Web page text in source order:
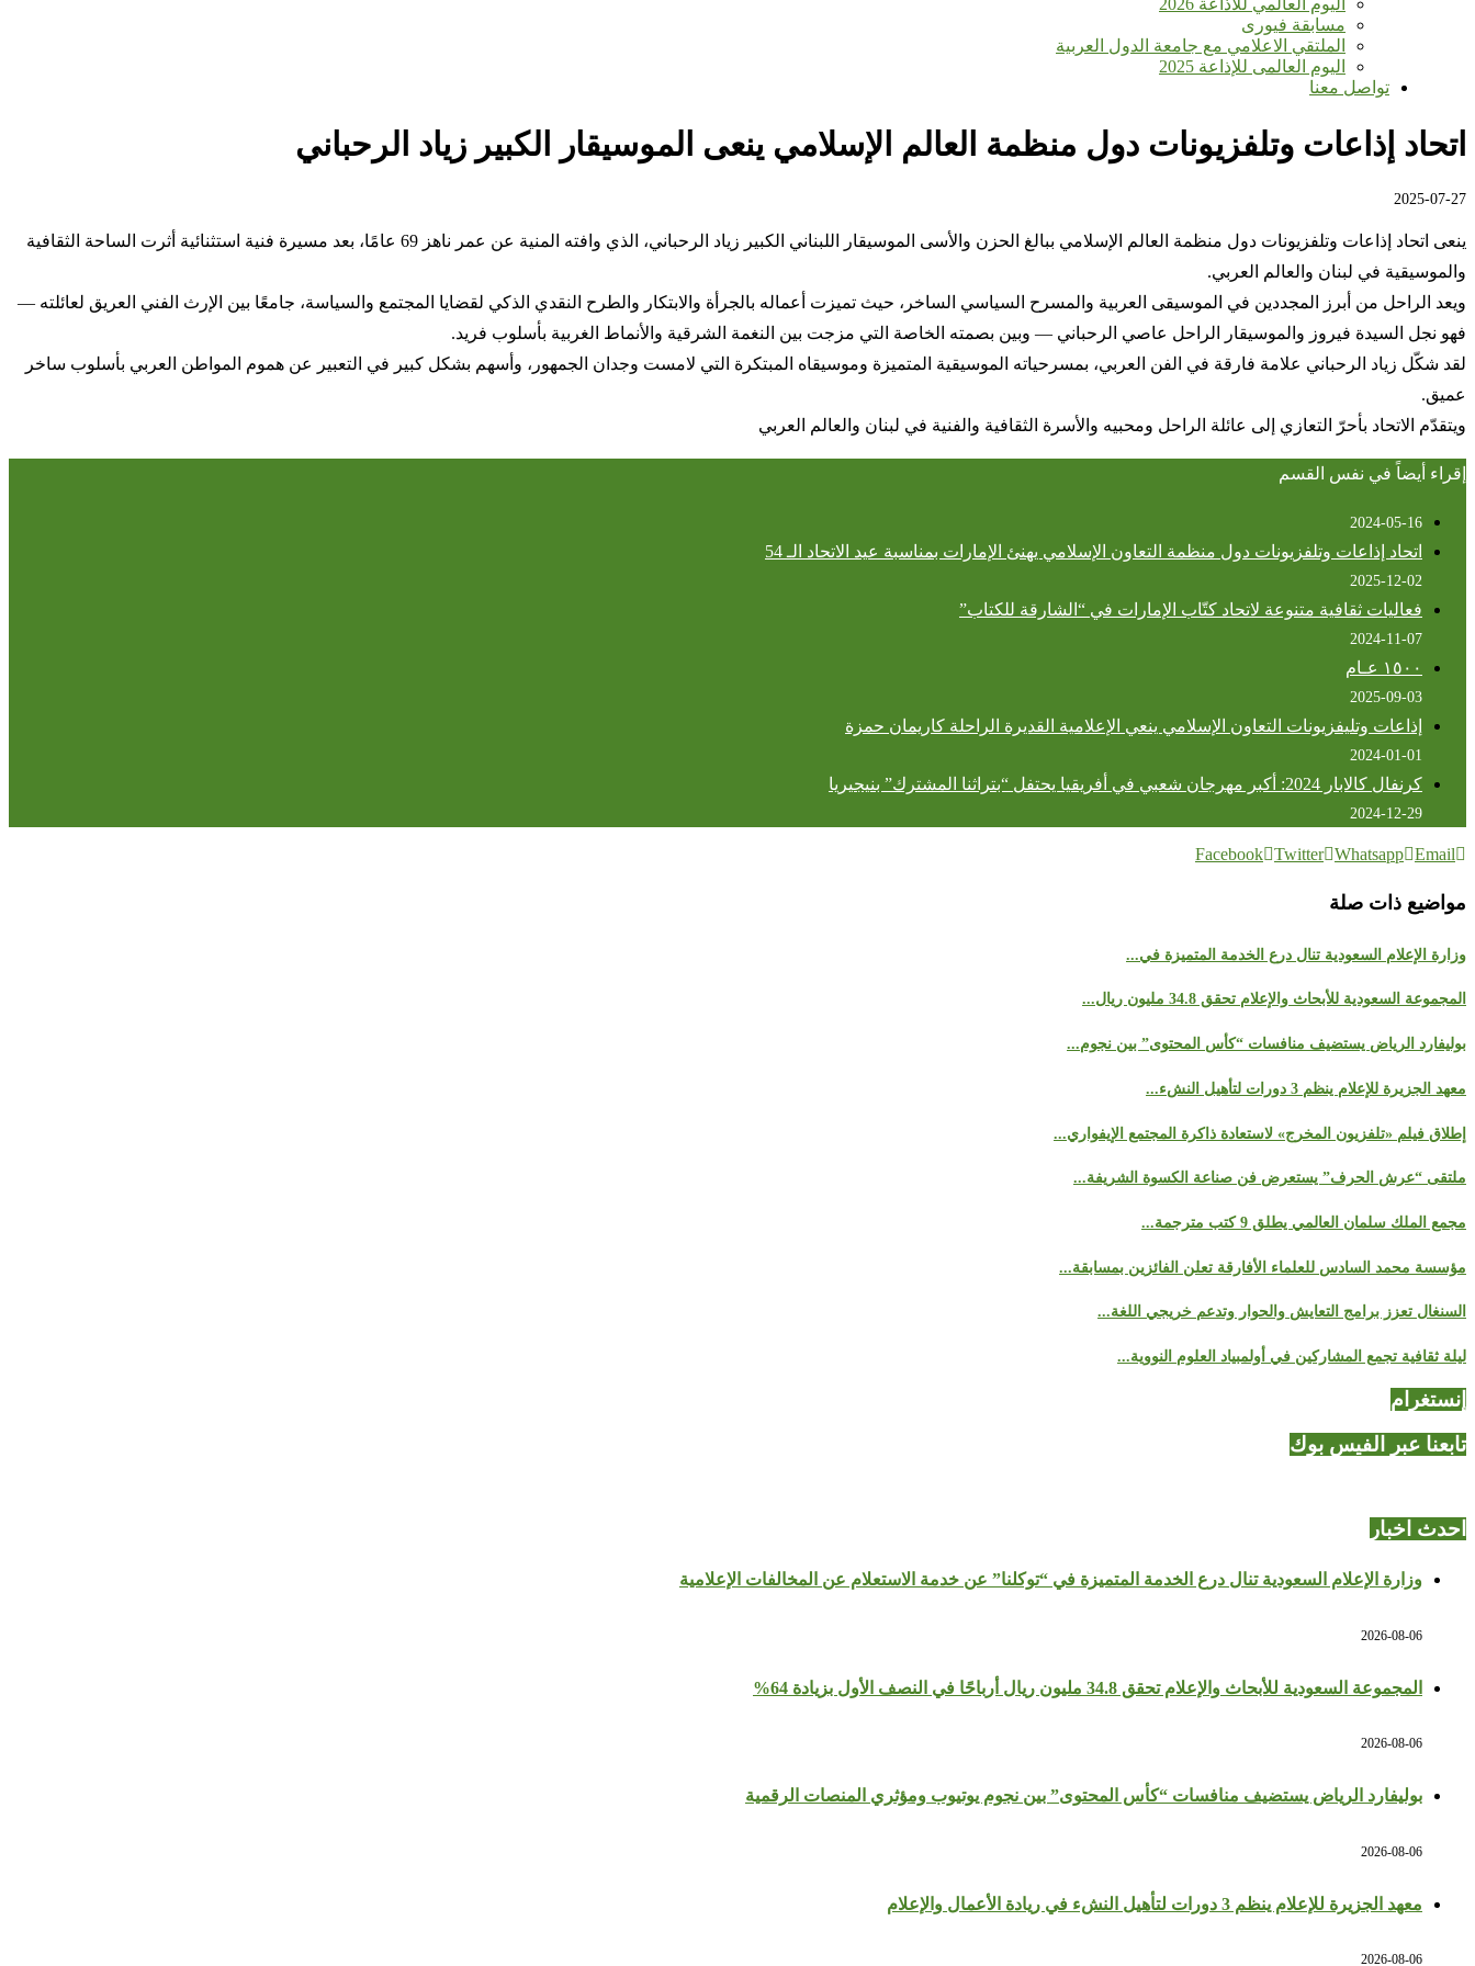
اليوم العالمي للأذاعة 2026
مسابقة فيورى
الملتقي الاعلامي مع جامعة الدول العربية
اليوم العالمى للإذاعة 2025
تواصل معنا
اتحاد إذاعات وتلفزيونات دول منظمة العالم الإسلامي ينعى الموسيقار الكبير زياد الرحباني
2025-07-27
ينعى اتحاد إذاعات وتلفزيونات دول منظمة العالم الإسلامي ببالغ الحزن والأسى الموسيقار اللبناني الكبير زياد الرحباني، الذي وافته المنية عن عمر ناهز 69 عامًا، بعد مسيرة فنية استثنائية أثرت الساحة الثقافية
والموسيقية في لبنان والعالم العربي.
ويعد الراحل من أبرز المجددين في الموسيقى العربية والمسرح السياسي الساخر، حيث تميزت أعماله بالجرأة والابتكار والطرح النقدي الذكي لقضايا المجتمع والسياسة، جامعًا بين الإرث الفني العريق لعائلته —
فهو نجل السيدة فيروز والموسيقار الراحل عاصي الرحباني — وبين بصمته الخاصة التي مزجت بين النغمة الشرقية والأنماط الغربية بأسلوب فريد.
لقد شكّل زياد الرحباني علامة فارقة في الفن العربي، بمسرحياته الموسيقية المتميزة وموسيقاه المبتكرة التي لامست وجدان الجمهور، وأسهم بشكل كبير في التعبير عن هموم المواطن العربي بأسلوب ساخر
عميق.
ويتقدّم الاتحاد بأحرّ التعازي إلى عائلة الراحل ومحبيه والأسرة الثقافية والفنية في لبنان والعالم العربي
إقراء أيضاً في نفس القسم
2024-05-16
اتحاد إذاعات وتلفزيونات دول منظمة التعاون الإسلامي يهنئ الإمارات بمناسبة عيد الاتحاد الـ 54
2025-12-02
فعاليات ثقافية متنوعة لاتحاد كتّاب الإمارات في “الشارقة للكتاب”
2024-11-07
١٥٠٠ عـام
2025-09-03
إذاعات وتليفزيونات التعاون الإسلامي ينعي الإعلامية القديرة الراحلة كاريمان حمزة
2024-01-01
كرنفال كالابار 2024: أكبر مهرجان شعبي في أفريقيا يحتفل “بتراثنا المشترك” بنيجيريا
2024-12-29
Facebook Twitter Whatsapp Email
مواضيع ذات صلة
وزارة الإعلام السعودية تنال درع الخدمة المتميزة في...
المجموعة السعودية للأبحاث والإعلام تحقق 34.8 مليون ريال...
بوليفارد الرياض يستضيف منافسات “كأس المحتوى” بين نجوم...
معهد الجزيرة للإعلام ينظم 3 دورات لتأهيل النشء...
إطلاق فيلم «تلفزيون المخرج» لاستعادة ذاكرة المجتمع الإيفواري...
ملتقى “عرش الحرف” يستعرض فن صناعة الكسوة الشريفة...
مجمع الملك سلمان العالمي يطلق 9 كتب مترجمة...
مؤسسة محمد السادس للعلماء الأفارقة تعلن الفائزين بمسابقة...
السنغال تعزز برامج التعايش والحوار وتدعم خريجي اللغة...
ليلة ثقافية تجمع المشاركين في أولمبياد العلوم النووية...
إنستغرام
تابعنا عبر الفيس بوك
احدث اخبار
وزارة الإعلام السعودية تنال درع الخدمة المتميزة في “توكلنا” عن خدمة الاستعلام عن المخالفات الإعلامية
2026-08-06
المجموعة السعودية للأبحاث والإعلام تحقق 34.8 مليون ريال أرباحًا في النصف الأول بزيادة 64%
2026-08-06
بوليفارد الرياض يستضيف منافسات “كأس المحتوى” بين نجوم يوتيوب ومؤثري المنصات الرقمية
2026-08-06
معهد الجزيرة للإعلام ينظم 3 دورات لتأهيل النشء في ريادة الأعمال والإعلام
2026-08-06